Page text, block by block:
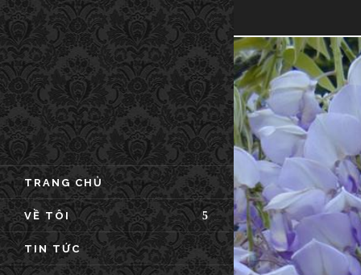
TRANG CHỦ
VỀ TÔI
TIN TỨC